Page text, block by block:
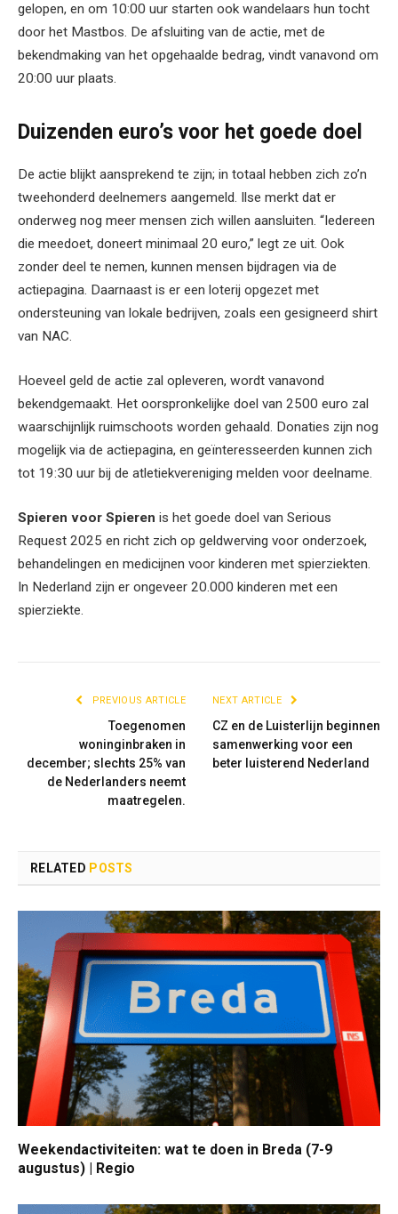
gelopen, en om 10:00 uur starten ook wandelaars hun tocht
door het Mastbos. De afsluiting van de actie, met de
bekendmaking van het opgehaalde bedrag, vindt vanavond om
20:00 uur plaats.
Duizenden euro’s voor het goede doel
De actie blijkt aansprekend te zijn; in totaal hebben zich zo’n
tweehonderd deelnemers aangemeld. Ilse merkt dat er
onderweg nog meer mensen zich willen aansluiten. “Iedereen
die meedoet, doneert minimaal 20 euro,” legt ze uit. Ook
zonder deel te nemen, kunnen mensen bijdragen via de
actiepagina. Daarnaast is er een loterij opgezet met
ondersteuning van lokale bedrijven, zoals een gesigneerd shirt
van NAC.
Hoeveel geld de actie zal opleveren, wordt vanavond
bekendgemaakt. Het oorspronkelijke doel van 2500 euro zal
waarschijnlijk ruimschoots worden gehaald. Donaties zijn nog
mogelijk via de actiepagina, en geïnteresseerden kunnen zich
tot 19:30 uur bij de atletiekvereniging melden voor deelname.
Spieren voor Spieren is het goede doel van Serious
Request 2025 en richt zich op geldwerving voor onderzoek,
behandelingen en medicijnen voor kinderen met spierziekten.
In Nederland zijn er ongeveer 20.000 kinderen met een
spierziekte.
PREVIOUS ARTICLE
Toegenomen
woninginbraken in
december; slechts 25% van
de Nederlanders neemt
maatregelen.
NEXT ARTICLE
CZ en de Luisterlijn beginnen
samenwerking voor een
beter luisterend Nederland
RELATED POSTS
Weekendactiviteiten: wat te doen in Breda (7-9
augustus) | Regio